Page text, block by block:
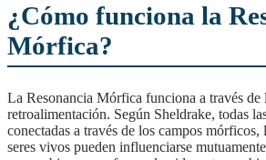
¿Cómo funciona la
Mórfica?
La Resonancia Mórfica funciona a través de la resonancia y la
retroalimentación. Según Sheldrake, todas
conectadas a través de los campos
seres vivos pueden influenciarse